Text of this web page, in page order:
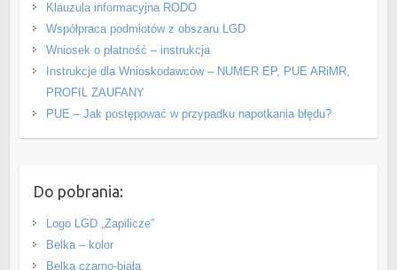
Klauzula informacyjna RODO
Współpraca podmiotów z obszaru LGD
Wniosek o płatność – instrukcja
Instrukcje dla Wnioskodawców – NUMER EP, PUE ARiMR,
PROFIL ZAUFANY
PUE – Jak postępować w przypadku napotkania błędu?
Do pobrania:
Logo LGD „Zapilicze”
Belka – kolor
Belka czarno-biała